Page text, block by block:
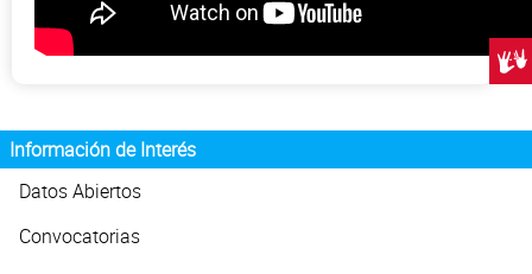
Información de Interés
Datos Abiertos
Convocatorias